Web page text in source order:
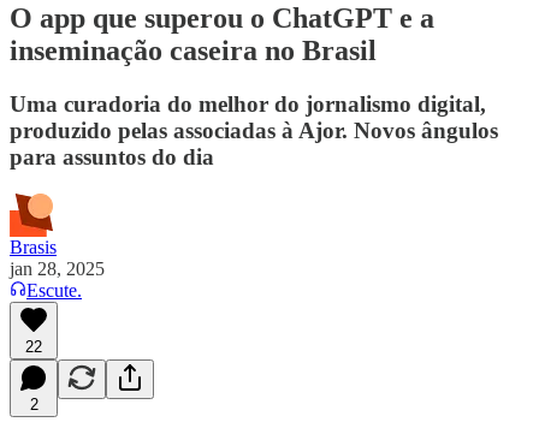
O app que superou o ChatGPT e a
inseminação caseira no Brasil
Uma curadoria do melhor do jornalismo digital,
produzido pelas associadas à Ajor. Novos ângulos
para assuntos do dia
Brasis
jan 28, 2025
Escute.
22
2